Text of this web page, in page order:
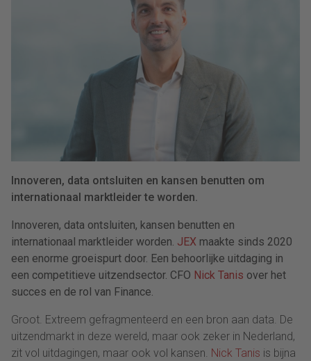
Innoveren, data ontsluiten en kansen benutten om
internationaal marktleider te worden.
Innoveren, data ontsluiten, kansen benutten en
internationaal marktleider worden. JEX maakte sinds 2020
een enorme groeispurt door. Een behoorlijke uitdaging in
een competitieve uitzendsector. CFO Nick Tanis over het
succes en de rol van Finance.
Groot. Extreem gefragmenteerd en een bron aan data. De
uitzendmarkt in deze wereld, maar ook zeker in Nederland,
zit vol uitdagingen, maar ook vol kansen. Nick Tanis is bijna